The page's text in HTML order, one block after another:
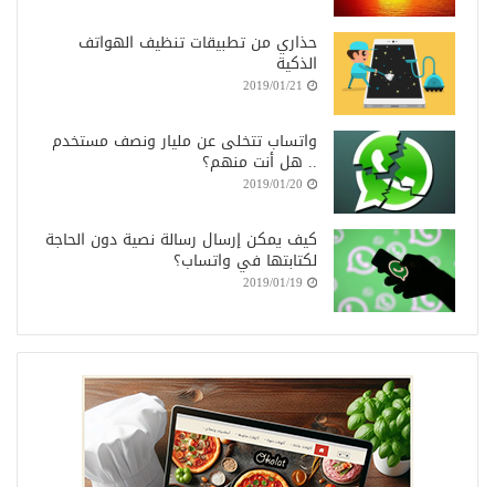
حذاري من تطبيقات تنظيف الهواتف
الذكية
2019/01/21
واتساب تتخلى عن مليار ونصف مستخدم
.. هل أنت منهم؟
2019/01/20
كيف يمكن إرسال رسالة نصية دون الحاجة
لكتابتها في واتساب؟
2019/01/19